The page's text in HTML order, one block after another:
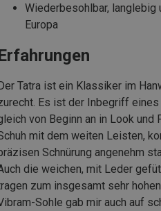
Wiederbesohlbar, langlebig
Europa
Tatra ist ein Klassiker im
Es ist der Inbegriff
von Beginn an in Look und
mit dem weiten Leisten,
Schnürung angenehm
die weichen, mit Leder
zum insgesamt sehr
Sohle gab mir auch auf